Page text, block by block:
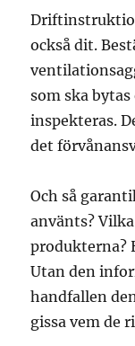
också dit.
som ska
inspekteras.
det
Och så
använts?
produkterna?
Utan den
handfallen
gissa vem de